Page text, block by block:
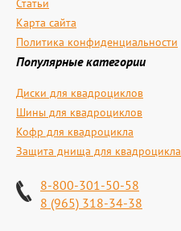
Статьи
Карта сайта
Политика конфиденциальности
Популярные категории
Диски для квадроциклов
Шины для квадроциклов
Кофр для квадроцикла
Защита днища для квадроцикла
8-800-301-50-58
8 (965) 318-34-38